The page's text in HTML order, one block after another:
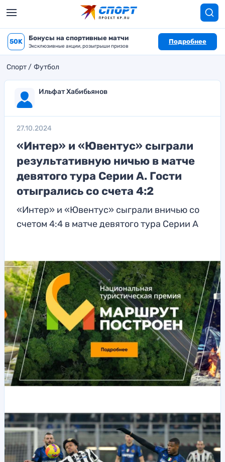
50K Бонусы на спортивные матчи
Эксклюзивные акции, розыгрыши призов
Подробнее
Спорт Футбол
Ильфат Хабибьянов
27.10.2024
«Интер» и «Ювентус» сыграли
результативную ничью в матче
девятого тура Серии А. Гости
отыгрались со счета 4:2
«Интер» и «Ювентус» сыграли вничью со
счетом 4:4 в матче девятого тура Серии А